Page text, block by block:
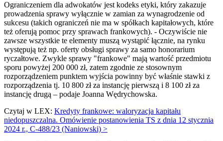
Ograniczeniem dla adwokatów jest kodeks etyki, który zakazuje
prowadzenia sprawy wyłącznie w zamian za wynagrodzenie od
sukcesu (takich ograniczeń nie ma w spółkach kapitałowych, które
też oferują pomoc przy sprawach frankowych). - Oczywiście nie
zawsze wszystkie te elementy muszą wystąpić łącznie, na rynku
występują też np. oferty obsługi sprawy za samo honorarium
ryczałtowe. Zwykle sprawy "frankowe" mają wartość przedmiotu
sporu powyżej 200 000 zł, zatem zgodnie ze stosownym
rozporządzeniem punktem wyjścia powinny być właśnie stawki z
rozporządzenia tj. 10 800 zł za instancję pierwszą i 8 100 zł za
instancję drugą – podaje Joanna Wędrychowska.
Czytaj w LEX: Kredyty frankowe: waloryzacja kapitału
niedopuszczalna. Omówienie postanowienia TS z dnia 12 stycznia
2024 r., C-488/23 (Naniowski) >